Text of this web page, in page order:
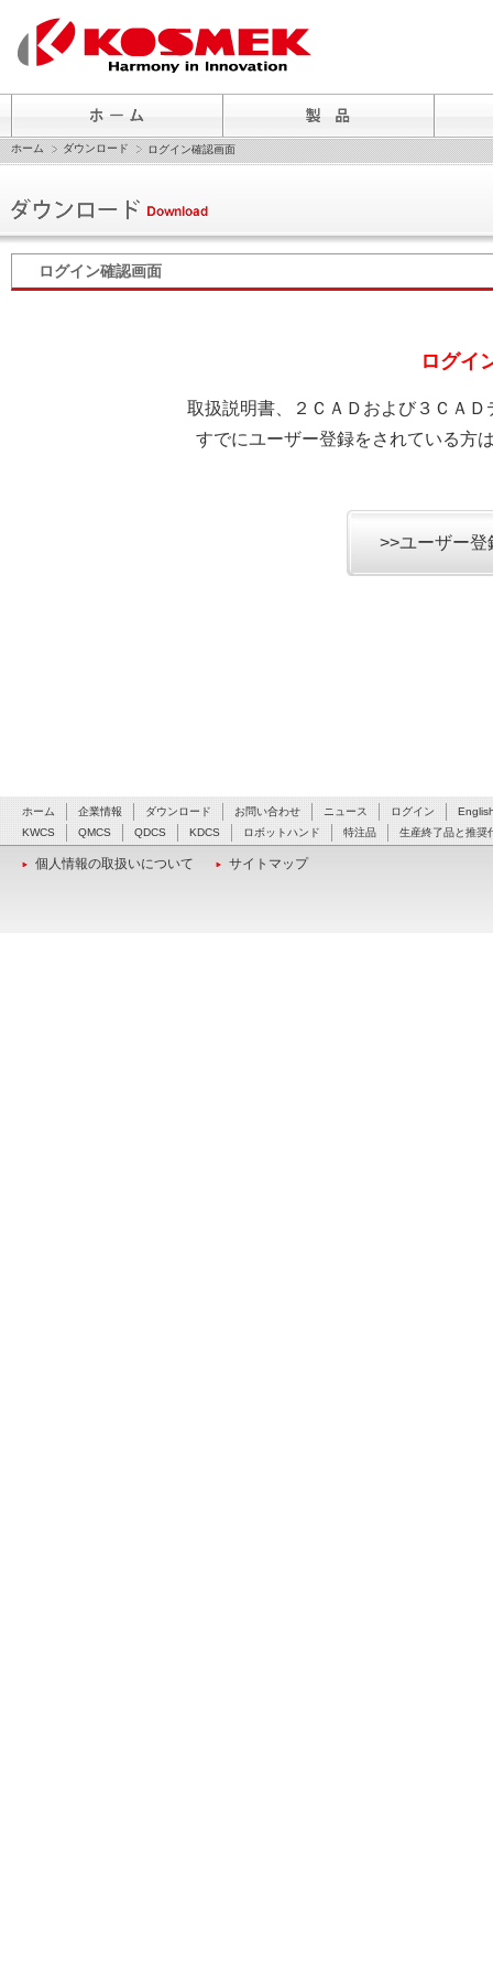
ホーム ダウンロード ログイン確認画面
ログイン確認画面
ログイ
取扱説明書、２ＣＡＤおよび３ＣＡ
すでにユーザー登録をされている方
>>ユーザー
ホーム 企業情報 ダウンロード お問い合わせ ニュース ログイン
KWCS
QMCS QDCS KDCS ロボットハンド 特注品 生産終了品と推奨
個人情報の取扱いについて サイトマップ